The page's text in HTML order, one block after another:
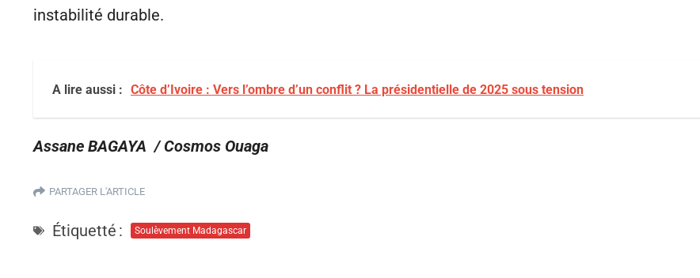
instabilité durable.
A lire aussi : Côte d’Ivoire : Vers l’ombre d’un conflit ? La présidentielle de 2025 sous tension
Assane BAGAYA / Cosmos Ouaga
PARTAGER L'ARTICLE
Étiquetté : Soulèvement Madagascar